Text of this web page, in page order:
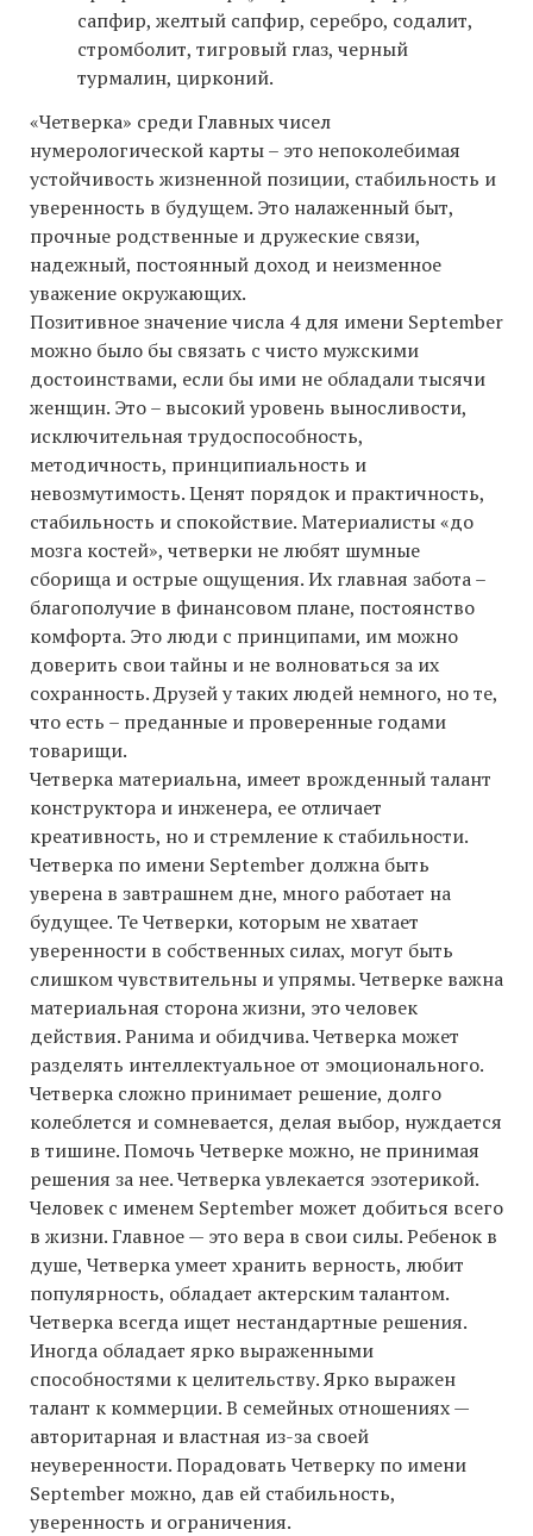
сапфир, желтый сапфир, серебро, содалит,
стромболит, тигровый глаз, черный
турмалин, цирконий.
«Четверка» среди Главных чисел
нумерологической карты – это непоколебимая
устойчивость жизненной позиции, стабильность и
уверенность в будущем. Это налаженный быт,
прочные родственные и дружеские связи,
надежный, постоянный доход и неизменное
уважение окружающих.
Позитивное значение числа 4 для имени September
можно было бы связать с чисто мужскими
достоинствами, если бы ими не обладали тысячи
женщин. Это – высокий уровень выносливости,
исключительная трудоспособность,
методичность, принципиальность и
невозмутимость. Ценят порядок и практичность,
стабильность и спокойствие. Материалисты «до
мозга костей», четверки не любят шумные
сборища и острые ощущения. Их главная забота –
благополучие в финансовом плане, постоянство
комфорта. Это люди с принципами, им можно
доверить свои тайны и не волноваться за их
сохранность. Друзей у таких людей немного, но те,
что есть – преданные и проверенные годами
товарищи.
Четверка материальна, имеет врожденный талант
конструктора и инженера, ее отличает
креативность, но и стремление к стабильности.
Четверка по имени September должна быть
уверена в завтрашнем дне, много работает на
будущее. Те Четверки, которым не хватает
уверенности в собственных силах, могут быть
слишком чувствительны и упрямы. Четверке важна
материальная сторона жизни, это человек
действия. Ранима и обидчива. Четверка может
разделять интеллектуальное от эмоционального.
Четверка сложно принимает решение, долго
колеблется и сомневается, делая выбор, нуждается
в тишине. Помочь Четверке можно, не принимая
решения за нее. Четверка увлекается эзотерикой.
Человек с именем September может добиться всего
в жизни. Главное — это вера в свои силы. Ребенок в
душе, Четверка умеет хранить верность, любит
популярность, обладает актерским талантом.
Четверка всегда ищет нестандартные решения.
Иногда обладает ярко выраженными
способностями к целительству. Ярко выражен
талант к коммерции. В семейных отношениях —
авторитарная и властная из-за своей
неуверенности. Порадовать Четверку по имени
September можно, дав ей стабильность,
уверенность и ограничения.